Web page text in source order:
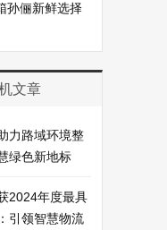
孙俪新鲜选择
文章
力路域环境整
绿色新地标
2024年度最具
引领智慧物流